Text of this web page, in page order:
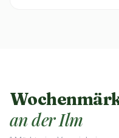
an der Ilm